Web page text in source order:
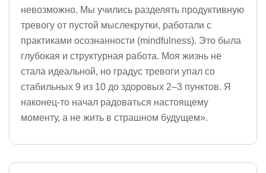
невозможно. Мы учились разделять продуктивную
тревогу от пустой мыслекрутки, работали с
практиками осознанности (mindfulness). Это была
глубокая и структурная работа. Моя жизнь не
стала идеальной, но градус тревоги упал со
стабильных 9 из 10 до здоровых 2–3 пунктов. Я
наконец-то начал радоваться настоящему
моменту, а не жить в страшном будущем».